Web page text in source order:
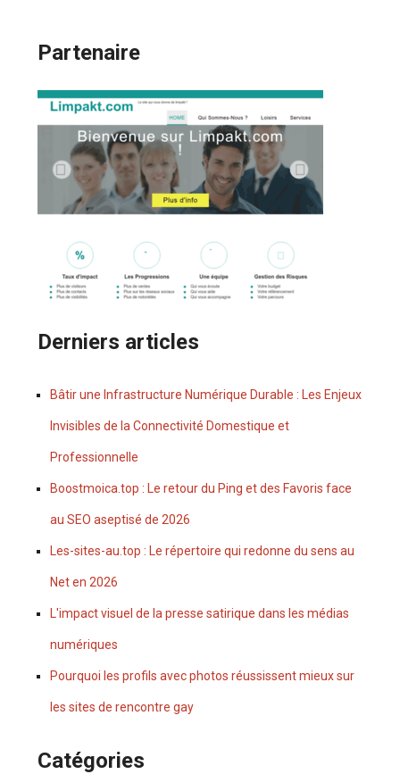
Partenaire
Derniers articles
Bâtir une Infrastructure Numérique Durable : Les Enjeux
Invisibles de la Connectivité Domestique et
Professionnelle
Boostmoica.top : Le retour du Ping et des Favoris face
au SEO aseptisé de 2026
Les-sites-au.top : Le répertoire qui redonne du sens au
Net en 2026
L'impact visuel de la presse satirique dans les médias
numériques
Pourquoi les profils avec photos réussissent mieux sur
les sites de rencontre gay
Catégories